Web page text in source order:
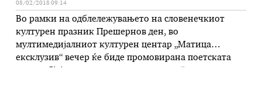
08/02/2018 09:14
Во рамки на одблележувањето на словенечкиот
културен празник Прешернов ден, во
мултимедијалниот културен центар „Матица
ексклузив“ вечер ќе биде промовирана поетската